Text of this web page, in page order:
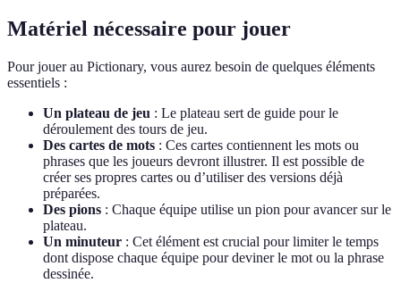
Matériel nécessaire pour jouer
Pour jouer au Pictionary, vous aurez besoin de quelques éléments
essentiels :
Un plateau de jeu : Le plateau sert de guide pour le
déroulement des tours de jeu.
Des cartes de mots : Ces cartes contiennent les mots ou
phrases que les joueurs devront illustrer. Il est possible de
créer ses propres cartes ou d’utiliser des versions déjà
préparées.
Des pions : Chaque équipe utilise un pion pour avancer sur le
plateau.
Un minuteur : Cet élément est crucial pour limiter le temps
dont dispose chaque équipe pour deviner le mot ou la phrase
dessinée.